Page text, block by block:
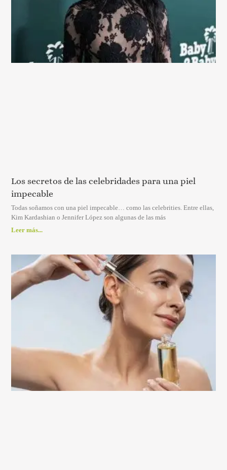
Los secretos de las celebridades para una piel
impecable
Todas soñamos con una piel impecable… como las celebrities. Entre ellas,
Kim Kardashian o Jennifer López son algunas de las más
Leer más...